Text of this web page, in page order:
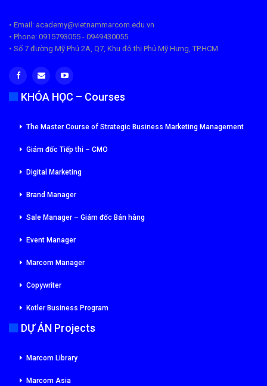
• Email: academy@vietnammarcom.edu.vn
• Phone: 0915793055 - 0949430055
• Số 7 đường Mỹ Phú 2A, Q7, Khu đô thị Phú Mỹ Hưng, TP.HCM
KHÓA HỌC – Courses
The Master Course of Strategic Business Marketing Management
Giám đốc Tiếp thi – CMO
Digital Marketing
Brand Manager
Sale Manager – Giám đốc Bán hàng
Event Manager
Marcom Manager
Copywriter
Kotler Business Program
DỰ ÁN Projects
Marcom Library
Marcom Asia